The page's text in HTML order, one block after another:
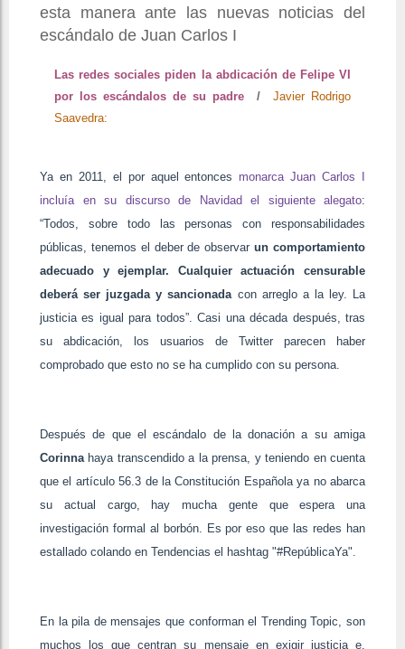
esta manera ante las nuevas noticias del
escándalo de Juan Carlos I
Las redes sociales piden la abdicación de Felipe VI
por los escándalos de su padre
/
Javier Rodrigo
Saavedra:
Ya en 2011, el por aquel entonces monarca Juan Carlos I
incluía en su discurso de Navidad el siguiente alegato​:
“Todos, sobre todo las personas con responsabilidades
públicas, tenemos el deber de observarun comportamiento
adecuado y ejemplar. Cualquier actuación censurable
deberá ser juzgada y sancionada con arreglo a la ley. La
justicia es igual para todos”. Casi una década después, tras
su abdicación, los usuarios de Twitter parecen haber
comprobado que esto no se ha cumplido con su persona.
Después de que el escándalo de la donación a su amiga
Corinna haya transcendido a la prensa, y teniendo en cuenta
que el artículo 56.3 de la Constitución Española ya no abarca
su actual cargo, hay mucha gente que espera una
investigación formal al borbón. Es por eso que las redes han
estallado colando en Tendencias el hashtag "#RepúblicaYa".
En la pila de mensajes que conforman el Trending Topic, son
muchos los que centran su mensaje en exigir justicia e,